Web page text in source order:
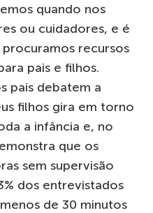
quando nos
ou cuidadores, e é
recursos
pais e filhos.
pais debatem a
filhos gira em torno
a infância e, no
que os
sem supervisão
dos entrevistados
de 30 minutos